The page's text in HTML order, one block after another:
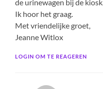
de urinewagen bij de kiosk.
Ik hoor het graag.
Met vriendelijke groet,
Jeanne Witlox
LOGIN OM TE REAGEREN